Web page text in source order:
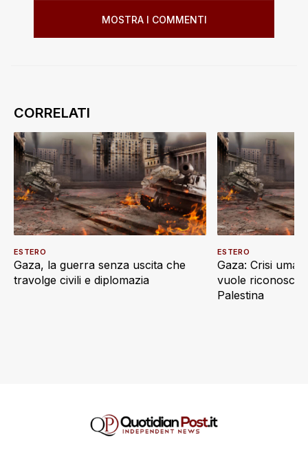
MOSTRA I COMMENTI
Gaza, la guerra senza uscita che
travolge civili e diplomazia
ESTERO
Gaza: Crisi
vuole
Palestina
ESTERO